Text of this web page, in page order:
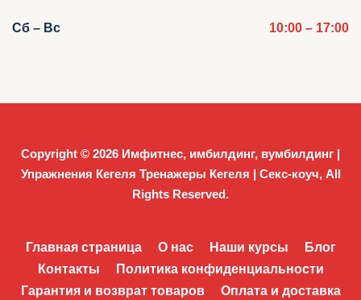
Сб – Вс 10:00 – 17:00
Copyright © 2026 Имфитнес, имбилдинг, вумбилдинг |
Упражнения Кегеля Тренажеры Кегеля | Секс-коуч, All
Rights Reserved.
Главная страница О нас Наши курсы
Блог
Контакты
Политика конфиденциальности
Гарантия и возврат товаров
Оплата и доставка